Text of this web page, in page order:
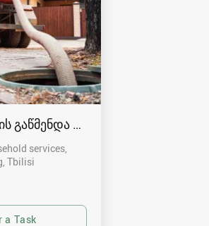
გაწმენდა თბილისი 557554000
services,
Tbilisi